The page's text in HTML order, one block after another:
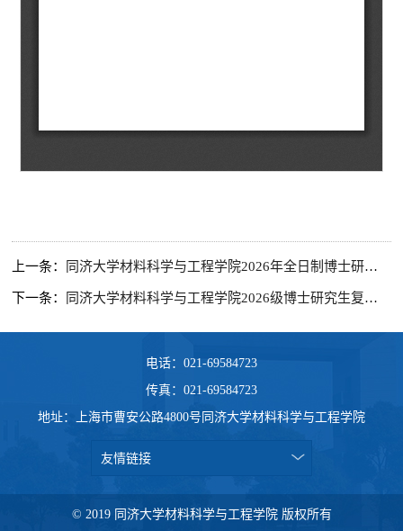
上一条： 同济大学材料科学与工程学院2026年全日制博士研究生补录取公示
下一条： 同济大学材料科学与工程学院2026级博士研究生复试结果公示
电话：021-69584723
传真：021-69584723
地址：上海市曹安公路4800号同济大学材料科学与工程学院
友情链接
© 2019 同济大学材料科学与工程学院 版权所有